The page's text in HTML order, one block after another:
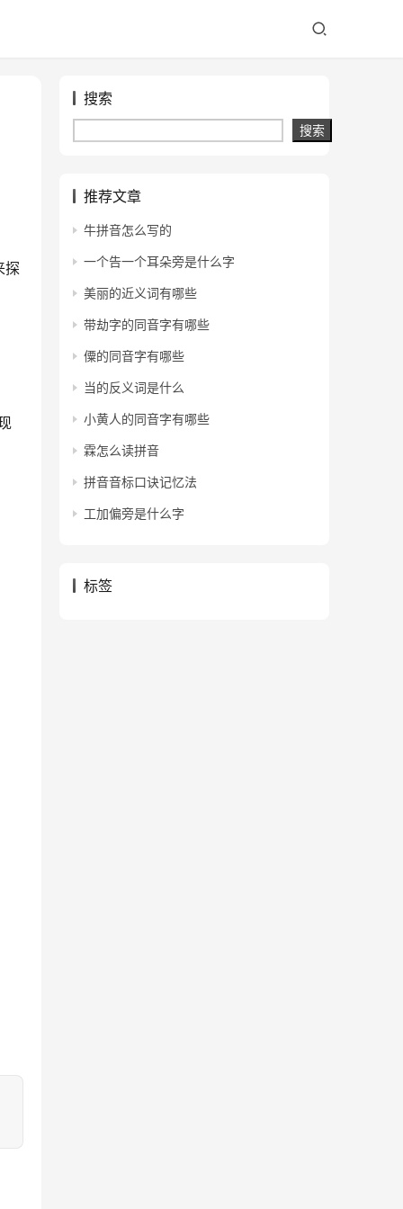
探
搜索
搜索
推荐文章
牛拼音怎么写的
一个告一个耳朵旁是什么字
美丽的近义词有哪些
带劫字的同音字有哪些
僳的同音字有哪些
当的反义词是什么
小黄人的同音字有哪些
霖怎么读拼音
拼音音标口诀记忆法
工加偏旁是什么字
标签